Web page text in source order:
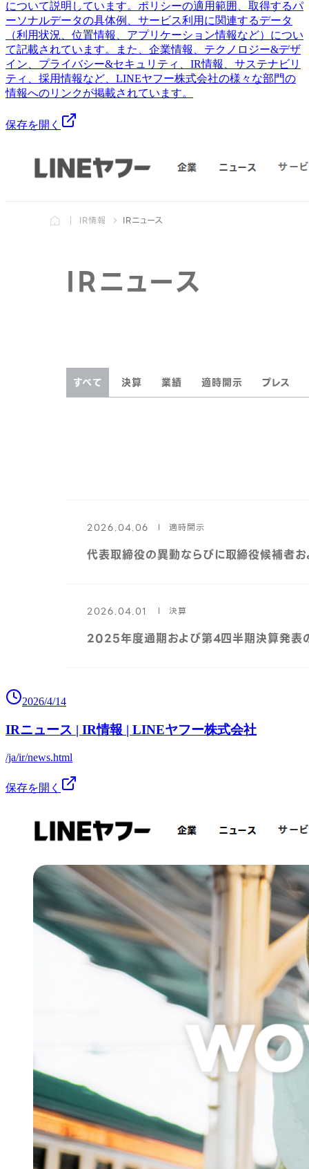
について説明しています。ポリシーの適用範囲、取得するパ
ーソナルデータの具体例、サービス利用に関連するデータ
（利用状況、位置情報、アプリケーション情報など）につい
て記載されています。また、企業情報、テクノロジー&デザ
イン、プライバシー&セキュリティ、IR情報、サステナビリ
ティ、採用情報など、LINEヤフー株式会社の様々な部門の
情報へのリンクが掲載されています。
保存を開く
2026/4/14
IRニュース | IR情報 | LINEヤフー株式会社
/ja/ir/news.html
保存を開く